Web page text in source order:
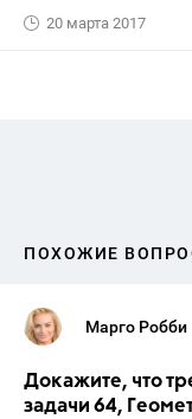
20 марта 2017
ПОХОЖИЕ
Марго Робби
Докажите, что
задачи 64,